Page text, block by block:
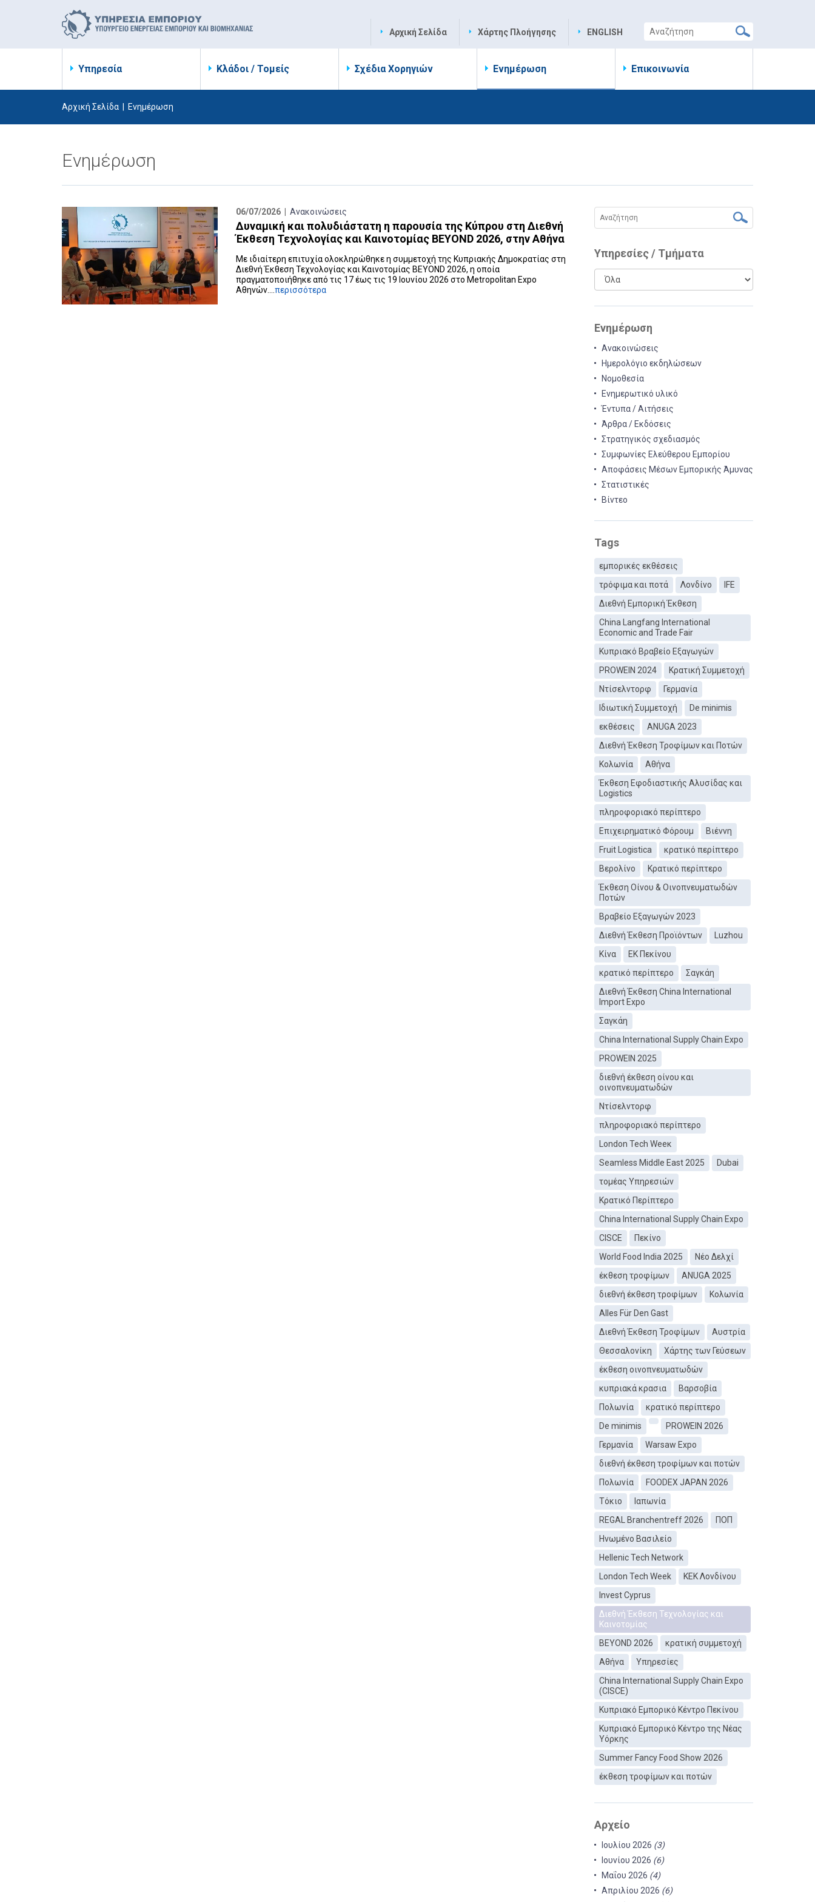
Αρχική Σελίδα Χάρτης Πλοήγησης ENGLISH
Υπηρεσία Κλάδοι / Τομείς Σχέδια Χορηγιών Ενημέρωση Επικοινωνία
Αρχική Σελίδα Ενημέρωση
Ενημέρωση
06/07/2026 | Ανακοινώσεις
Δυναμική και πολυδιάστατη η παρουσία της Κύπρου στη Διεθνή
Έκθεση Τεχνολογίας και Καινοτομίας BEYOND 2026, στην Αθήνα
Με ιδιαίτερη επιτυχία ολοκληρώθηκε η συμμετοχή της Κυπριακής Δημοκρατίας στη
Διεθνή Έκθεση Τεχνολογίας και Καινοτομίας BEYOND 2026, η οποία
πραγματοποιήθηκε από τις 17 έως τις 19 Ιουνίου 2026 στο Metropolitan Expo
Αθηνών....περισσότερα
Υπηρεσίες / Τμήματα
Ενημέρωση
Ανακοινώσεις
Ημερολόγιο εκδηλώσεων
Νομοθεσία
Ενημερωτικό υλικό
Έντυπα / Αιτήσεις
Άρθρα / Εκδόσεις
Στρατηγικός σχεδιασμός
Συμφωνίες Ελεύθερου Εμπορίου
Αποφάσεις Μέσων Εμπορικής Άμυνας
Στατιστικές
Βίντεο
Tags
εμπορικές εκθέσεις
τρόφιμα και ποτά
Λονδίνο
IFE
Διεθνή Εμπορική Έκθεση
China Langfang International
Economic and Trade Fair
Κυπριακό Βραβείο Εξαγωγών
PROWEIN 2024
Κρατική Συμμετοχή
Ντίσελντορφ
Γερμανία
Ιδιωτική Συμμετοχή
De minimis
εκθέσεις
ANUGA 2023
Διεθνή Έκθεση Τροφίμων και Ποτών
Κολωνία
Αθήνα
Έκθεση Εφοδιαστικής Αλυσίδας και
Logistics
πληροφοριακό περίπτερο
Επιχειρηματικό Φόρουμ
Βιέννη
Fruit Logistica
κρατικό περίπτερο
Βερολίνο
Κρατικό περίπτερο
Έκθεση Οίνου & Οινοπνευματωδών
Ποτών
Βραβείο Εξαγωγών 2023
Διεθνή Έκθεση Προϊόντων
Luzhou
Κίνα
ΕΚ Πεκίνου
κρατικό περίπτερο
Σαγκάη
Διεθνή Έκθεση China International
Import Expo
Σαγκάη
China International Supply Chain Expo
PROWEIN 2025
διεθνή έκθεση οίνου και
οινοπνευματωδών
Ντίσελντορφ
πληροφοριακό περίπτερο
London Tech Weeκ
Seamless Middle East 2025
Dubai
τομέας Υπηρεσιών
Κρατικό Περίπτερο
China International Supply Chain Expo
CISCE
Πεκίνο
World Food India 2025
Νέο Δελχί
έκθεση τροφίμων
ANUGA 2025
διεθνή έκθεση τροφίμων
Κολωνία
Alles Für Den Gast
Διεθνή Έκθεση Τροφίμων
Αυστρία
Θεσσαλονίκη
Χάρτης των Γεύσεων
έκθεση οινοπνευματωδών
κυπριακά κρασια
Βαρσοβία
Πολωνία
κρατικό περίπτερο
De minimis
PROWEIN 2026
Γερμανία
Warsaw Expo
διεθνή έκθεση τροφίμων και ποτών
Πολωνία
FOODEX JAPAN 2026
Τόκιο
Ιαπωνία
REGAL Branchentreff 2026
ΠΟΠ
Ηνωμένο Βασιλείο
Hellenic Tech Network
London Tech Week
ΚEΚ Λονδίνου
Invest Cyprus
Διεθνή Έκθεση Τεχνολογίας και
Καινοτομίας
BEYOND 2026
κρατική συμμετοχή
Αθήνα
Υπηρεσίες
China International Supply Chain Expo
(CISCE)
Κυπριακό Εμπορικό Κέντρο Πεκίνου
Κυπριακό Εμπορικό Κέντρο της Νέας
Υόρκης
Summer Fancy Food Show 2026
έκθεση τροφίμων και ποτών
Αρχείο
Ιουλίου 2026 (3)
Ιουνίου 2026 (6)
Μαΐου 2026 (4)
Απριλίου 2026 (6)